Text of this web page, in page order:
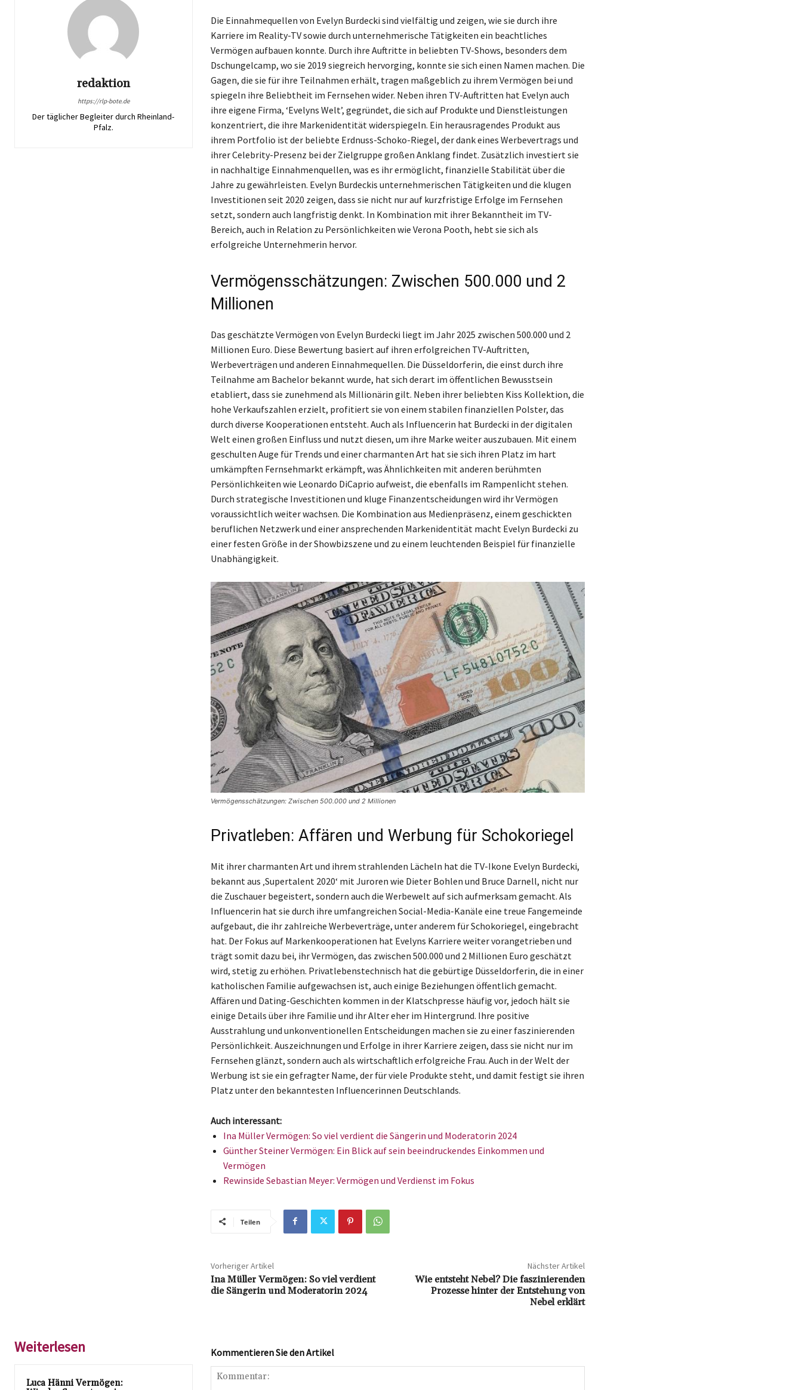
redaktion
https://rlp-bote.de
Der täglicher Begleiter durch Rheinland-
Pfalz.
Die Einnahmequellen von Evelyn Burdecki sind vielfältig und zeigen, wie sie durch ihre
Karriere im Reality-TV sowie durch unternehmerische Tätigkeiten ein beachtliches
Vermögen aufbauen konnte. Durch ihre Auftritte in beliebten TV-Shows, besonders dem
Dschungelcamp, wo sie 2019 siegreich hervorging, konnte sie sich einen Namen machen. Die
Gagen, die sie für ihre Teilnahmen erhält, tragen maßgeblich zu ihrem Vermögen bei und
spiegeln ihre Beliebtheit im Fernsehen wider. Neben ihren TV-Auftritten hat Evelyn auch
ihre eigene Firma, ‘Evelyns Welt’, gegründet, die sich auf Produkte und Dienstleistungen
konzentriert, die ihre Markenidentität widerspiegeln. Ein herausragendes Produkt aus
ihrem Portfolio ist der beliebte Erdnuss-Schoko-Riegel, der dank eines Werbevertrags und
ihrer Celebrity-Presenz bei der Zielgruppe großen Anklang findet. Zusätzlich investiert sie
in nachhaltige Einnahmenquellen, was es ihr ermöglicht, finanzielle Stabilität über die
Jahre zu gewährleisten. Evelyn Burdeckis unternehmerischen Tätigkeiten und die klugen
Investitionen seit 2020 zeigen, dass sie nicht nur auf kurzfristige Erfolge im Fernsehen
setzt, sondern auch langfristig denkt. In Kombination mit ihrer Bekanntheit im TV-
Bereich, auch in Relation zu Persönlichkeiten wie Verona Pooth, hebt sie sich als
erfolgreiche Unternehmerin hervor.
Vermögensschätzungen: Zwischen 500.000 und 2
Millionen
Das geschätzte Vermögen von Evelyn Burdecki liegt im Jahr 2025 zwischen 500.000 und 2
Millionen Euro. Diese Bewertung basiert auf ihren erfolgreichen TV-Auftritten,
Werbeverträgen und anderen Einnahmequellen. Die Düsseldorferin, die einst durch ihre
Teilnahme am Bachelor bekannt wurde, hat sich derart im öffentlichen Bewusstsein
etabliert, dass sie zunehmend als Millionärin gilt. Neben ihrer beliebten Kiss Kollektion, die
hohe Verkaufszahlen erzielt, profitiert sie von einem stabilen finanziellen Polster, das
durch diverse Kooperationen entsteht. Auch als Influencerin hat Burdecki in der digitalen
Welt einen großen Einfluss und nutzt diesen, um ihre Marke weiter auszubauen. Mit einem
geschulten Auge für Trends und einer charmanten Art hat sie sich ihren Platz im hart
umkämpften Fernsehmarkt erkämpft, was Ähnlichkeiten mit anderen berühmten
Persönlichkeiten wie Leonardo DiCaprio aufweist, die ebenfalls im Rampenlicht stehen.
Durch strategische Investitionen und kluge Finanzentscheidungen wird ihr Vermögen
voraussichtlich weiter wachsen. Die Kombination aus Medienpräsenz, einem geschickten
beruflichen Netzwerk und einer ansprechenden Markenidentität macht Evelyn Burdecki zu
einer festen Größe in der Showbizszene und zu einem leuchtenden Beispiel für finanzielle
Unabhängigkeit.
Vermögensschätzungen: Zwischen 500.000 und 2 Millionen
Privatleben: Affären und Werbung für Schokoriegel
Mit ihrer charmanten Art und ihrem strahlenden Lächeln hat die TV-Ikone Evelyn Burdecki,
bekannt aus ‚Supertalent 2020‘ mit Juroren wie Dieter Bohlen und Bruce Darnell, nicht nur
die Zuschauer begeistert, sondern auch die Werbewelt auf sich aufmerksam gemacht. Als
Influencerin hat sie durch ihre umfangreichen Social-Media-Kanäle eine treue Fangemeinde
aufgebaut, die ihr zahlreiche Werbeverträge, unter anderem für Schokoriegel, eingebracht
hat. Der Fokus auf Markenkooperationen hat Evelyns Karriere weiter vorangetrieben und
trägt somit dazu bei, ihr Vermögen, das zwischen 500.000 und 2 Millionen Euro geschätzt
wird, stetig zu erhöhen. Privatlebenstechnisch hat die gebürtige Düsseldorferin, die in einer
katholischen Familie aufgewachsen ist, auch einige Beziehungen öffentlich gemacht.
Affären und Dating-Geschichten kommen in der Klatschpresse häufig vor, jedoch hält sie
einige Details über ihre Familie und ihr Alter eher im Hintergrund. Ihre positive
Ausstrahlung und unkonventionellen Entscheidungen machen sie zu einer faszinierenden
Persönlichkeit. Auszeichnungen und Erfolge in ihrer Karriere zeigen, dass sie nicht nur im
Fernsehen glänzt, sondern auch als wirtschaftlich erfolgreiche Frau. Auch in der Welt der
Werbung ist sie ein gefragter Name, der für viele Produkte steht, und damit festigt sie ihren
Platz unter den bekanntesten Influencerinnen Deutschlands.
Auch interessant:
Ina Müller Vermögen: So viel verdient die Sängerin und Moderatorin 2024
Günther Steiner Vermögen: Ein Blick auf sein beeindruckendes Einkommen und
Vermögen
Rewinside Sebastian Meyer: Vermögen und Verdienst im Fokus
Teilen
Vorheriger Artikel
Ina Müller Vermögen: So viel verdient
die Sängerin und Moderatorin 2024
Nächster Artikel
Wie entsteht Nebel? Die faszinierenden
Prozesse hinter der Entstehung von
Nebel erklärt
Weiterlesen
Luca Hänni Vermögen:
Kommentieren Sie den Artikel